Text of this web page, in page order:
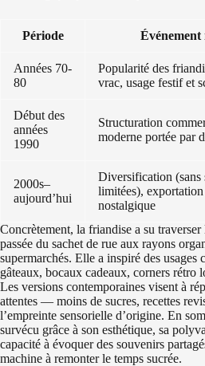
Période
Années 70-
80
Popularité des
vrac, usage festif et
Début des
années
1990
Structuration
moderne portée par
2000s–
aujourd’hui
Diversification (sans
limitées),
nostalgique
Concrètement, la friandise a su traverser
passée du sachet de rue aux rayons
supermarchés. Elle a inspiré des usages
gâteaux, bocaux cadeaux, corners rétro
Les versions contemporaines visent à
attentes — moins de sucres, recettes
l’empreinte sensorielle d’origine. En
survécu grâce à son esthétique, sa
capacité à évoquer des souvenirs
machine à remonter le temps sucrée.